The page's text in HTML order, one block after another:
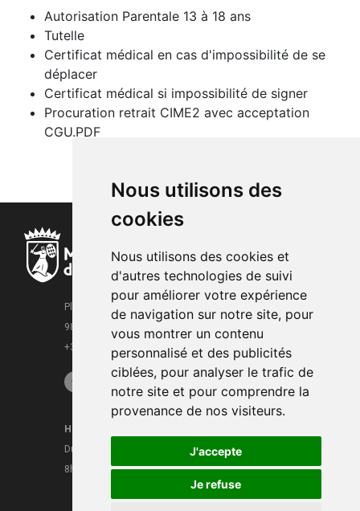
Nous utilisons des
cookies
Nous utilisons des cookies et
d'autres technologies de suivi
pour améliorer votre expérience
de navigation sur notre site, pour
vous montrer un contenu
personnalisé et des publicités
ciblées, pour analyser le trafic de
notre site et pour comprendre la
provenance de nos visiteurs.
J'accepte
Je refuse
Autorisation Parentale 13 à 18 ans
Tutelle
Certificat médical en cas d'impossibilité de se
déplacer
Certificat médical si impossibilité de signer
Procuration retrait CIME2 avec acceptation
CGU.PDF
Place de la Mairie
98000 Monaco
+377 93 15 28 63
Horaires
Du lundi au vendredi
8h30 - 16h
Mentions légales
CGU